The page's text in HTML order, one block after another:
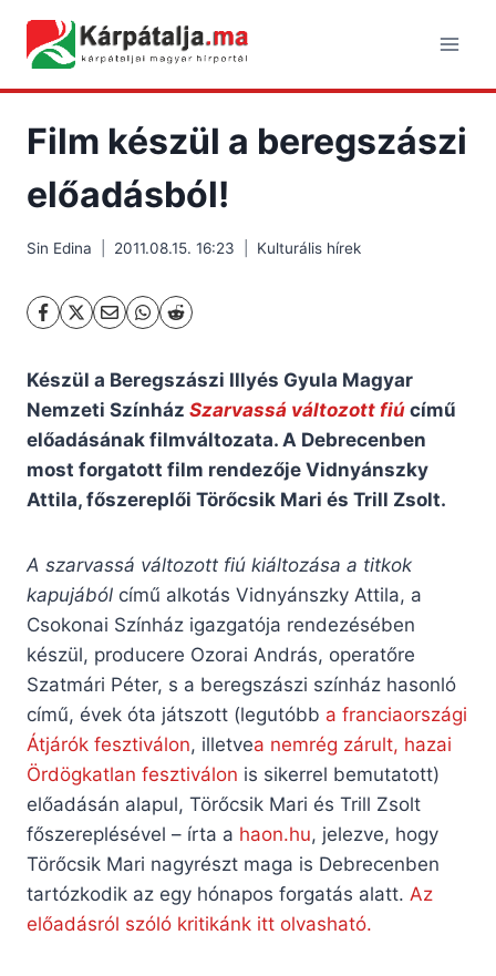
content
Film készül a beregszászi
előadásból!
Sin Edina 2011.08.15. 16:23 Kulturális hírek
Készül a Beregszászi Illyés Gyula Magyar
Nemzeti Színház Szarvassá változott fiú című
előadásának filmváltozata. A Debrecenben
most forgatott film rendezője Vidnyánszky
Attila, főszereplői Törőcsik Mari és Trill Zsolt.
A szarvassá változott fiú kiáltozása a titkok
kapujából című alkotás Vidnyánszky Attila, a
Csokonai Színház igazgatója rendezésében
készül, producere Ozorai András, operatőre
Szatmári Péter, s a beregszászi színház hasonló
című, évek óta játszott (legutóbb a franciaországi
Átjárók fesztiválon, illetvea nemrég zárult, hazai
Ördögkatlan fesztiválon is sikerrel bemutatott)
előadásán alapul, Törőcsik Mari és Trill Zsolt
főszereplésével – írta a haon.hu, jelezve, hogy
Törőcsik Mari nagyrészt maga is Debrecenben
tartózkodik az egy hónapos forgatás alatt. Az
előadásról szóló kritikánk itt olvasható.